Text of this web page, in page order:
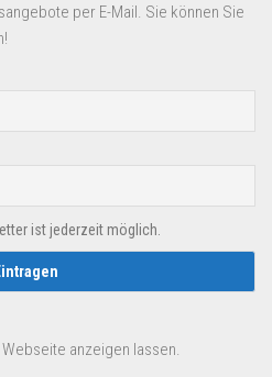
per E-Mail. Sie können Sie
ist jederzeit möglich.
anzeigen lassen.